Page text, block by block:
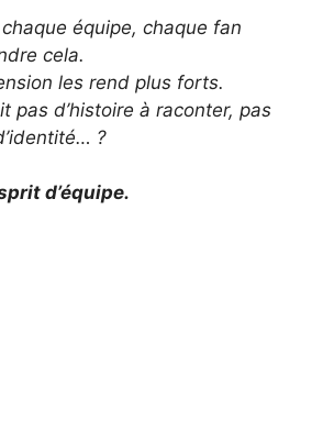
équipe, chaque fan
cela.
les rend plus forts.
pas d’histoire à raconter, pas
?
d’équipe.